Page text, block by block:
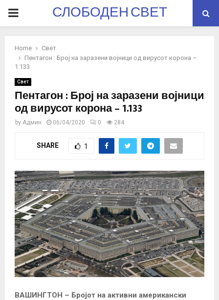
PRIMARYСЛОБОДЕН СВЕТ
Home
Свет
Пентагон : Број на заразени војници од вирусот корона –
1.133
Свет
Пентагон : Број на заразени војници
од вирусот корона – 1.133
by Админ 06/04/2020 0 284
SHARE 1
ВАШИНГТОН – Бројот на активни американски